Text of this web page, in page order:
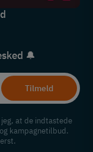
🔔
Tilmeld
at de indtastede
kampagnetilbud.